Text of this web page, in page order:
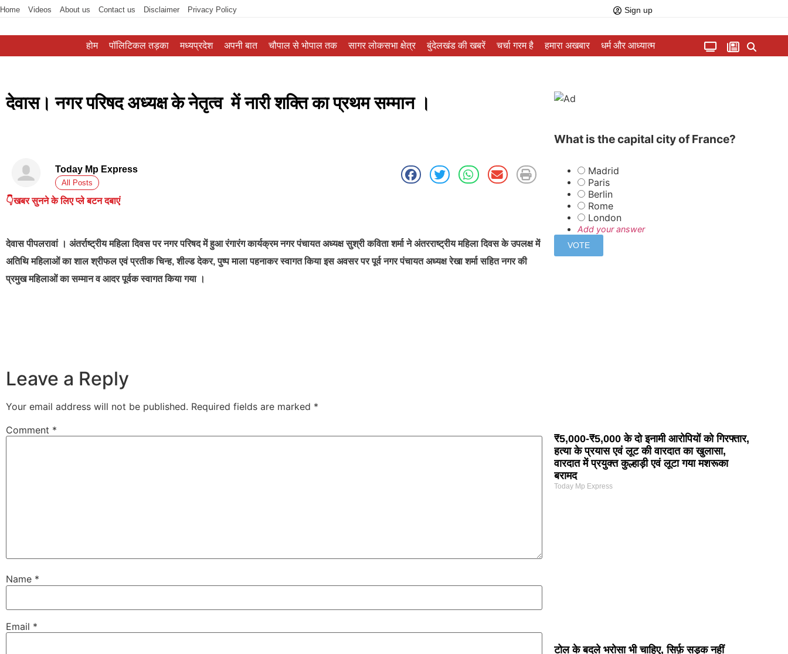
Home Videos About us Contact us Disclaimer Privacy Policy Sign up
होम पॉलिटिकल तड़का मध्यप्रदेश अपनी बात चौपाल से भोपाल तक सागर लोकसभा क्षेत्र बुंदेलखंड की खबरें चर्चा गरम है हमारा अखबार धर्म और आध्यात्म
देवास। नगर परिषद अध्यक्ष के नेतृत्व में नारी शक्ति का प्रथम सम्मान ।
Today Mp Express
All Posts
👇खबर सुनने के लिए प्ले बटन दबाएं
देवास पीपलरावां। अंतर्राष्ट्रीय महिला दिवस पर नगर परिषद में हुआ रंगारंग कार्यक्रम नगर पंचायत अध्यक्ष सुश्री कविता शर्मा ने अंतरराष्ट्रीय महिला दिवस के उपलक्ष में
अतिथि महिलाओं का शाल श्रीफल एवं प्रतीक चिन्ह, शील्ड देकर, पुष्प माला पहनाकर स्वागत किया इस अवसर पर पूर्व नगर पंचायत अध्यक्ष रेखा शर्मा सहित नगर की
प्रमुख महिलाओं का सम्मान व आदर पूर्वक स्वागत किया गया ।
Leave a Reply
Your email address will not be published. Required fields are marked *
Comment *
Name *
Email *
What is the capital city of France?
Madrid
Paris
Berlin
Rome
London
Add your answer
₹5,000-₹5,000 के दो इनामी आरोपियों को गिरफ्तार,
हत्या के प्रयास एवं लूट की वारदात का खुलासा,
वारदात में प्रयुक्त कुल्हाड़ी एवं लूटा गया मशरूका
बरामद
Today Mp Express
टोल के बदले भरोसा भी चाहिए, सिर्फ़ सड़क नहीं